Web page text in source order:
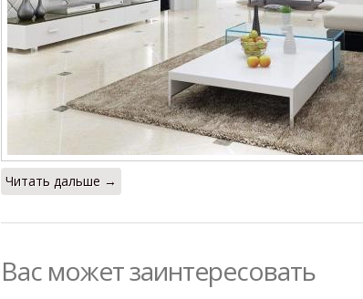
Читать дальше →
Вас может заинтересовать